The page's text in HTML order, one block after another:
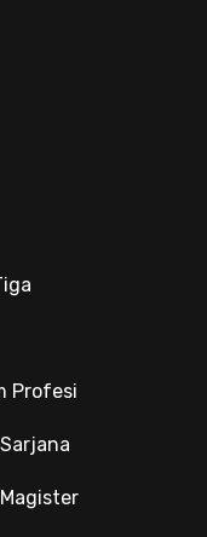
Profesi